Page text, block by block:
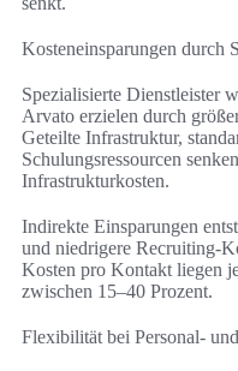
Kosteneinsparungen durch
Spezialisierte Dienstleister
Arvato erzielen durch
Geteilte Infrastruktur,
Schulungsressourcen
Infrastrukturkosten.
Indirekte Einsparungen
und niedrigere Recruiting-
Kosten pro Kontakt liegen
zwischen 15–40 Prozent.
Flexibilität bei Personal-